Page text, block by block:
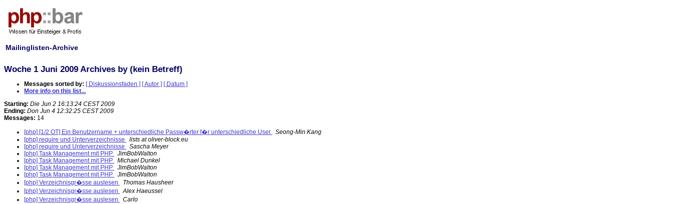
Mailinglisten-Archive
Woche 1 Juni 2009 Archives by (kein Betreff)
Messages sorted by: [ Diskussionsfaden ] [ Autor ] [ Datum ]
More info on this list...
Starting: Die Jun 2 16:13:24 CEST 2009
Ending: Don Jun 4 12:32:25 CEST 2009
Messages: 14
[php] [1/2 OT] Ein Benutzername + unterschiedliche Passw�rter f�r unterschiedliche User
Seong-Min Kang
[php] require und Unterverzeichnisse
lists at oliver-block.eu
[php] require und Unterverzeichnisse
Sascha Meyer
[php] Task Management mit PHP
JimBobWalton
[php] Task Management mit PHP
Michael Dunkel
[php] Task Management mit PHP
JimBobWalton
[php] Task Management mit PHP
JimBobWalton
[php] Verzeichnisgr�sse auslesen
Thomas Hausheer
[php] Verzeichnisgr�sse auslesen
Alex Haeussel
[php] Verzeichnisgr�sse auslesen
Carlo